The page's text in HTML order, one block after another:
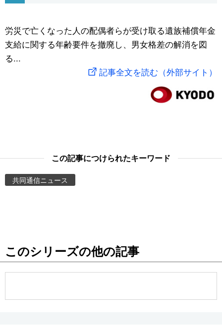
文化
動画/Live
People
スポーツ・東京2020
労災で亡くなった人の配偶者らが受け取る遺族補償年金
支給に関する年齢要件を撤廃し、男女格差の解消を図
る...
記事全文を読む（外部サイト）
この記事につけられたキーワード
共同通信ニュース
このシリーズの他の記事